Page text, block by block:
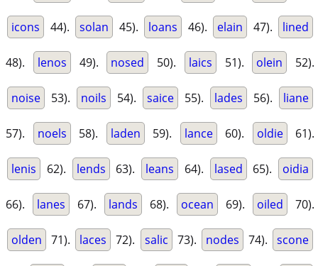
icons 44). solan 45). loans 46). elain 47). lined
48). lenos 49). nosed 50). laics 51). olein 52).
noise 53). noils 54). saice 55). lades 56). liane
57). noels 58). laden 59). lance 60). oldie 61).
lenis 62). lends 63). leans 64). lased 65). oidia
66). lanes 67). lands 68). ocean 69). oiled 70).
olden 71). laces 72). salic 73). nodes 74). scone